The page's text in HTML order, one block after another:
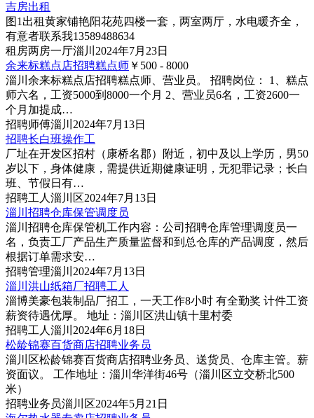
吉房出租
图1 出租黄家铺艳阳花苑四楼一套，两室两厅，水电暖齐全，
有意者联系我13589488634
租房两房一厅淄川 2024年7月23日
余来标糕点店招聘糕点师 ￥500 - 8000
淄川余来标糕点店招聘糕点师、营业员。 招聘岗位： 1、糕点
师六名，工资5000到8000一个月 2、营业员6名，工资2600一
个月加提成…
招聘师傅淄川 2024年7月13日
招聘长白班操作工
厂址在开发区招村（康桥名郡）附近，初中及以上学历，男50
岁以下，身体健康，需提供近期健康证明，无犯罪记录；长白
班、节假日有…
招聘工人 淄川区2024年7月13日
淄川招聘仓库保管调度员
淄川招聘仓库保管机工作内容：公司招聘仓库管理调度员一
名，负责工厂产品生产质量监督和到总仓库的产品调度，然后
根据订单需求安…
招聘管理淄川 2024年7月13日
淄川洪山纸箱厂招聘工人
淄博美豪包装制品厂招工，一天工作8小时 有全勤奖 计件工资
薪资待遇优厚。 地址：淄川区洪山镇十里村委
招聘工人 淄川 2024年6月18日
松龄锦赛百货商店招聘业务员
淄川区松龄锦赛百货商店招聘业务员、送货员、仓库主管。薪
资面议。 工作地址：淄川华洋街46号（淄川区立交桥北500
米）
招聘业务员淄川区2024年5月21日